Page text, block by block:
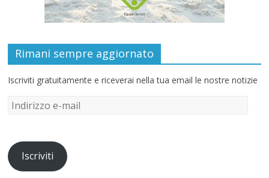
Rimani sempre aggiornato
Iscriviti gratuitamente e riceverai nella tua email le nostre notizie
Iscriviti